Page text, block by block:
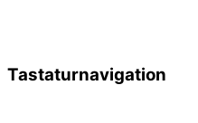
Tastaturnavigation